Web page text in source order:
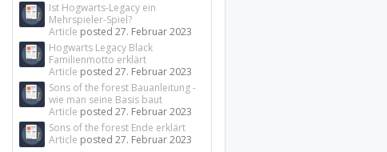
Ist Hogwarts-Legacy ein
Mehrspieler-Spiel?
Article posted27. Februar 2023
Hogwarts Legacy Black
Familienmotto erklärt
Article posted27. Februar 2023
Sons of the forest Bauanleitung -
wie man seine Basis baut
Article posted27. Februar 2023
Sons of the forest Ende erklärt
Article posted27. Februar 2023